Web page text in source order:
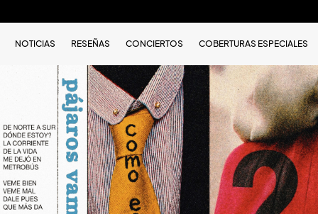
NOTICIAS RESEÑAS CONCIERTOS COBERTURAS ESPECIALES